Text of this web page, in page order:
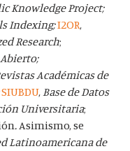
Knowledge Project;
Indexing;I2OR,
Research;
Abierto;
Académicas de
SIUBDU,Base de Datos
Universitaria;
.Asimismo, se
Latinoamericana de